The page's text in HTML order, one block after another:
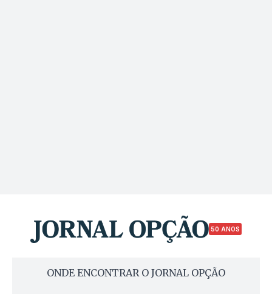
50 ANOS
ONDE ENCONTRAR O JORNAL OPÇÃO